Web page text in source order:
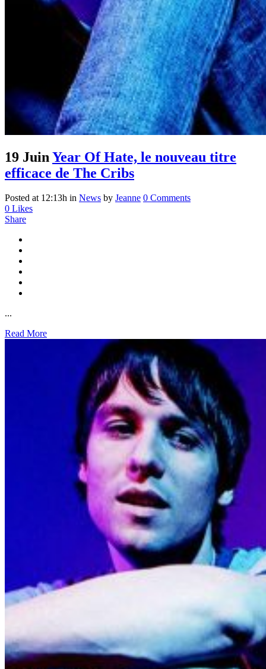
19 Juin Year Of Hate, le nouveau titre
efficace de The Cribs
Posted at 12:13h in News by Jeanne 0 Comments
0 Likes
Share
...
Read More